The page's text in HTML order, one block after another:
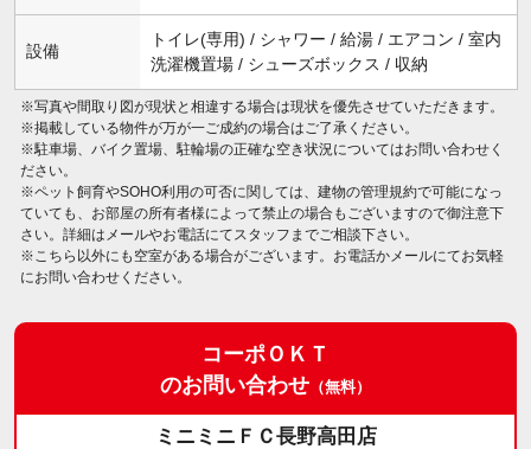
設備
トイレ(専用) / シャワー / 給湯 / エアコン / 室内
洗濯機置場 / シューズボックス / 収納
※写真や間取り図が現状と相違する場合は現状を優先させていただきます。
※掲載している物件が万が一ご成約の場合はご了承ください。
※駐車場、バイク置場、駐輪場の正確な空き状況についてはお問い合わせく
ださい。
※ペット飼育やSOHO利用の可否に関しては、建物の管理規約で可能になっ
ていても、お部屋の所有者様によって禁止の場合もございますので御注意下
さい。詳細はメールやお電話にてスタッフまでご相談下さい。
※こちら以外にも空室がある場合がございます。お電話かメールにてお気軽
にお問い合わせください。
コーポＯＫＴ
のお問い合わせ （無料）
ミニミニＦＣ長野高田店